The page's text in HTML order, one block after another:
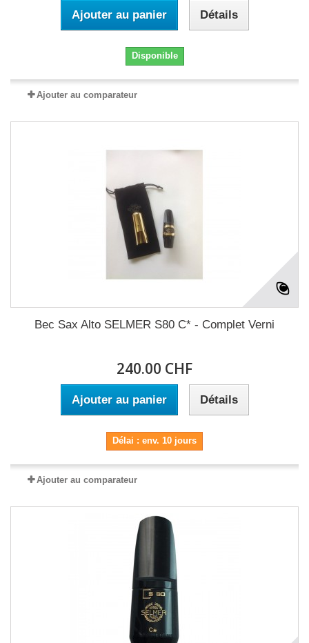
Ajouter au panier Détails
Disponible
Ajouter au comparateur
Bec Sax Alto SELMER S80 C* - Complet Verni
240.00 CHF
Ajouter au panier Détails
Délai : env. 10 jours
Ajouter au comparateur